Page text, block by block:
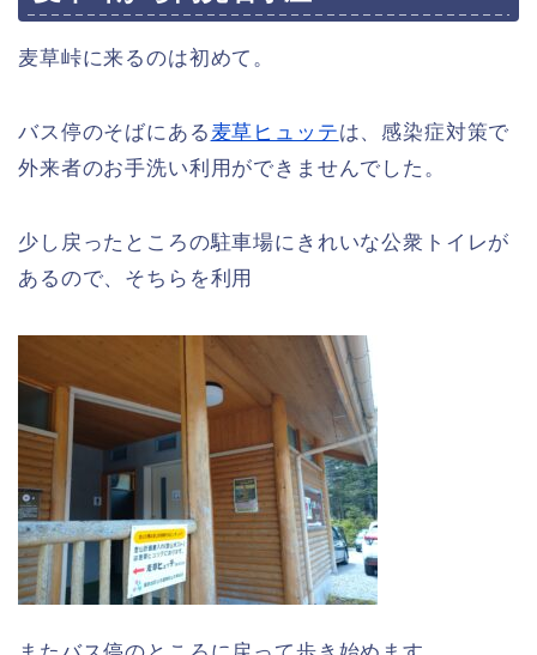
麦草峠に来るのは初めて。
バス停のそばにある 麦草ヒュッテは、感染症対策で
外来者のお手洗い利用ができませんでした。
少し戻ったところの駐車場にきれいな公衆トイレが
あるので、そちらを利用